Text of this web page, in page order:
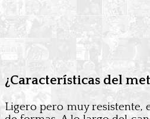
¿Características del
Ligero pero muy resistente,